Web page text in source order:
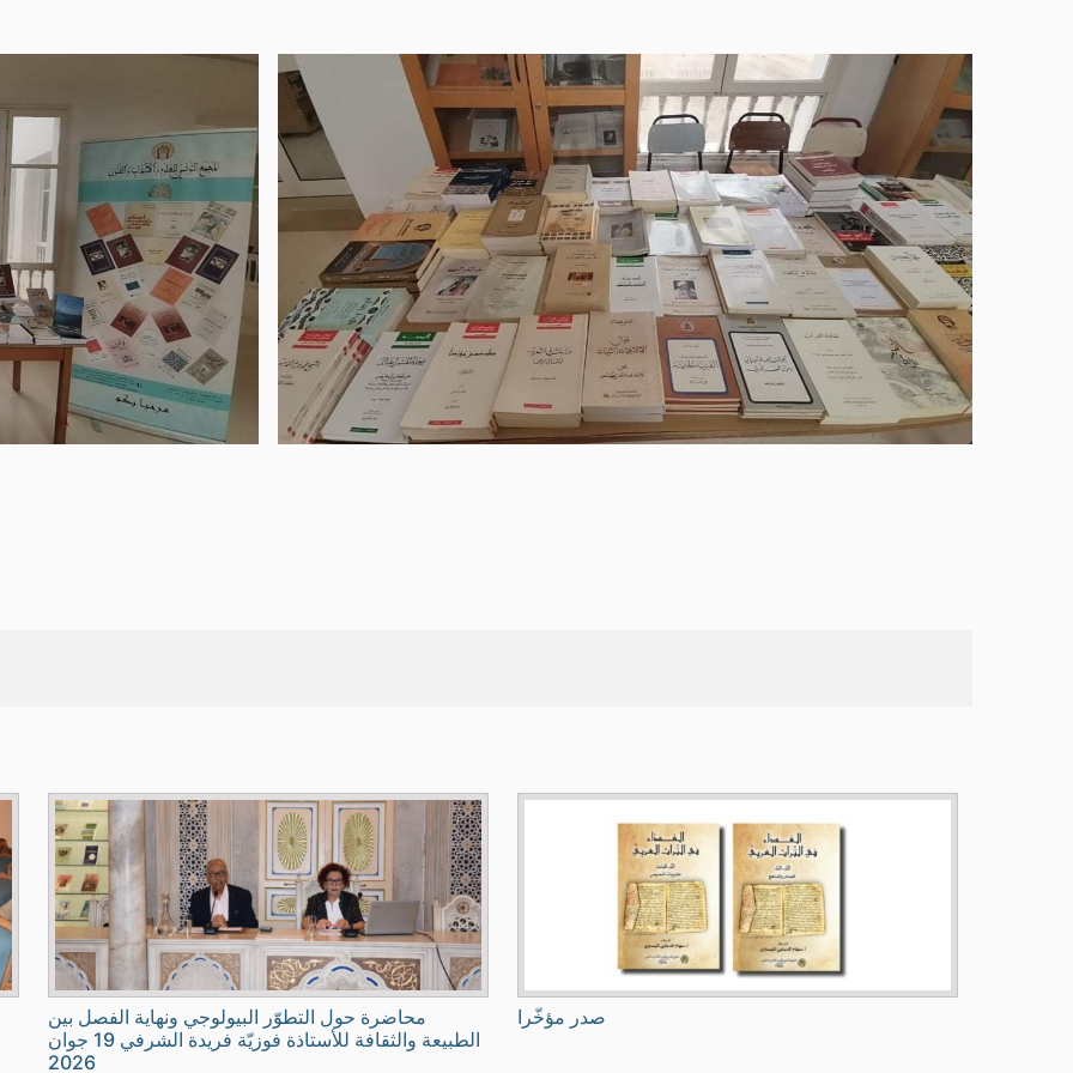
صدر مؤخّرا
محاضرة حول التطوّر البيولوجي ونهاية الفصل بين
الطبيعة والثقافة للأستاذة فوزيّة فريدة الشرفي 19 جوان
2026